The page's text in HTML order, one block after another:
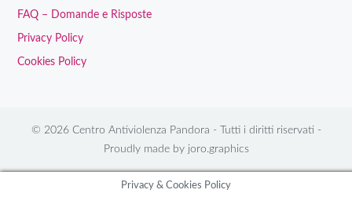
FAQ – Domande e Risposte
Privacy Policy
Cookies Policy
© 2026 Centro Antiviolenza Pandora - Tutti i diritti riservati -
Proudly made by joro.graphics
Privacy & Cookies Policy